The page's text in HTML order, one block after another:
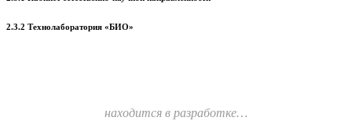
2.3.2 Технолаборатория «БИО»
находится в разработке…